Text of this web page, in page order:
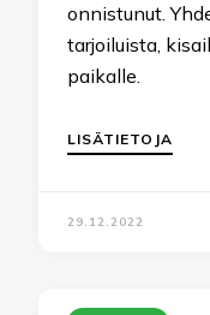
onnistunut.
tarjoiluista,
paikalle.
LISÄTIETOJA
29.12.2022